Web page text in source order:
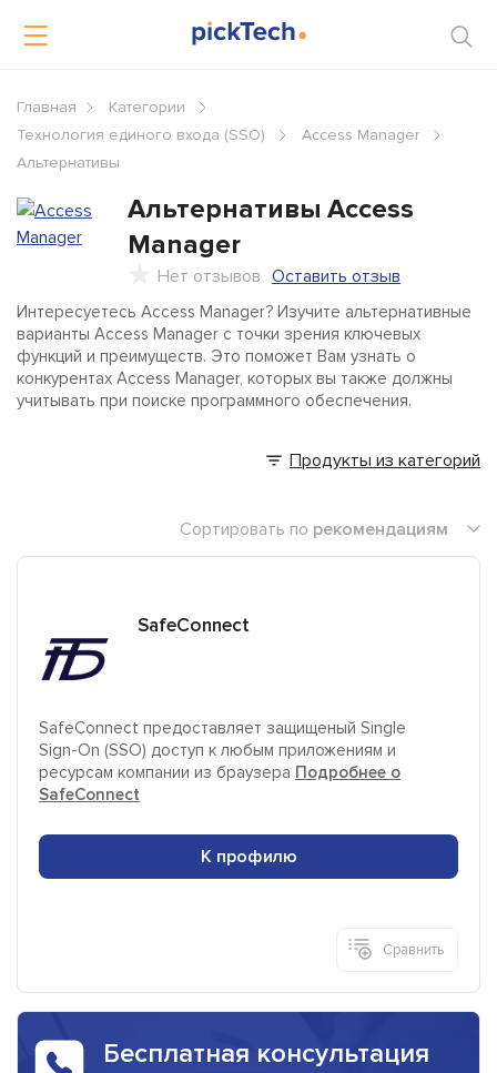
Главная
Категории
Технология единого входа (SSO)
Access Manager
Альтернативы
Альтернативы Access
Manager
Нет отзывов Оставить отзыв
Интересуетесь Access Manager? Изучите альтернативные
варианты Access Manager с точки зрения ключевых
функций и преимуществ. Это поможет Вам узнать о
конкурентах Access Manager, которых вы также должны
учитывать при поиске программного обеспечения.
Продукты из категорий
Сортировать по рекомендациям
SafeConnect
SafeConnect предоставляет защищеный Single
Sign-On (SSO) доступ к любым приложениям и
ресурсам компании из браузера Подробнее о
SafeConnect
К профилю
Сравнить
Бесплатная консультация